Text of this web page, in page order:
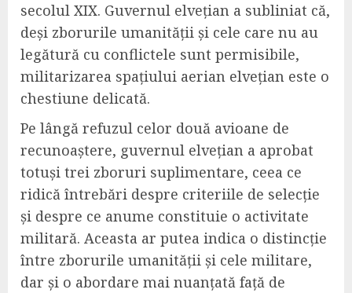
secolul XIX. Guvernul elvețian a subliniat că,
deși zborurile umanității și cele care nu au
legătură cu conflictele sunt permisibile,
militarizarea spațiului aerian elvețian este o
chestiune delicată.
Pe lângă refuzul celor două avioane de
recunoaștere, guvernul elvețian a aprobat
totuși trei zboruri suplimentare, ceea ce
ridică întrebări despre criteriile de selecție
și despre ce anume constituie o activitate
militară. Aceasta ar putea indica o distincție
între zborurile umanității și cele militare,
dar și o abordare mai nuanțată față de